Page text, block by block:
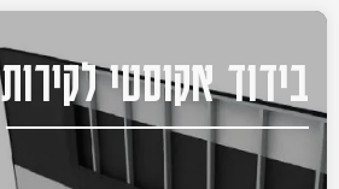
בידוד אקוסטי לקירות